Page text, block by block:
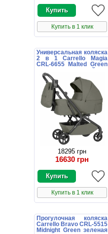
Купить в 1 клик
Универсальная коляска
2 в 1 Carrello Magia
CRL-6655 Malted Green
зеленая с сумочкой
18295 грн
16630 грн
Купить в 1 клик
Прогулочная коляска
Carrello Bravo CRL-5515
Midnight Green зеленая